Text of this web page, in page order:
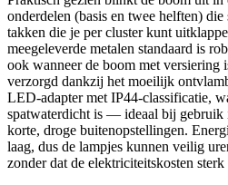
onderdelen (basis en twee helften)
takken die je per cluster kunt
meegeleverde metalen standaard is
ook wanneer de boom met versiering
verzorgd dankzij het moeilijk
LED-adapter met IP44-classificatie,
spatwaterdicht is — ideaal bij gebruik
korte, droge buitenopstellingen.
laag, dus de lampjes kunnen veilig
zonder dat de elektriciteitskosten sterk